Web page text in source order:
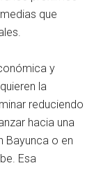
que
y
la
reduciendo
hacia una
Bayunca o en
Esa